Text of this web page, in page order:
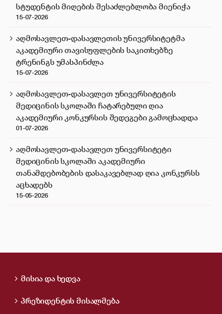
სტუდენტის მიღების შესაძლებლობა მიენიჭა
15-07-2026
აღმოსავლეთ-დასავლეთის უნივერსიტეტმა
აკადემიური თავისუფლების საკითხებზე
ტრენინგს უმასპინძლა
15-07-2026
აღმოსავლეთ-დასავლეთ უნივერსიტეტის
მედიცინის სკოლაში ჩატარებული ღია
აკადემიური კონკურსის შედეგები გამოცხადდა
01-07-2026
აღმოსავლეთ-დასავლეთ უნივერსიტეტი
მედიცინის სკოლაში აკადემიური
თანამდებობების დასაკავებლად ღია კონკურსს
აცხადებს
15-05-2026
მისია და ხედვა
პრეზიდენტის მისალმება